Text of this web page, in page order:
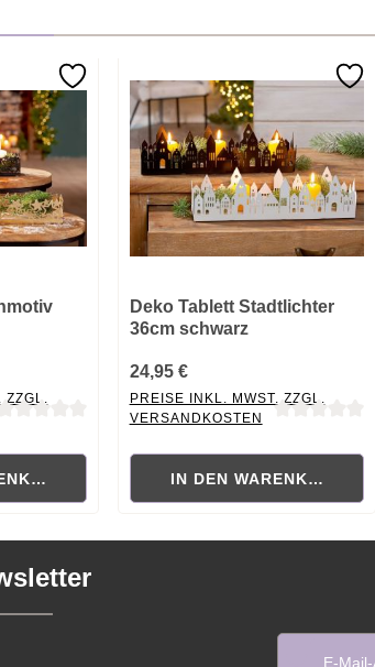
ZZGL.
Deko Tablett Stadtlichter
36cm schwarz
24,95 €
PREISE INKL. MWST. ZZGL.
VERSANDKOSTEN
IN DEN WARENKORB